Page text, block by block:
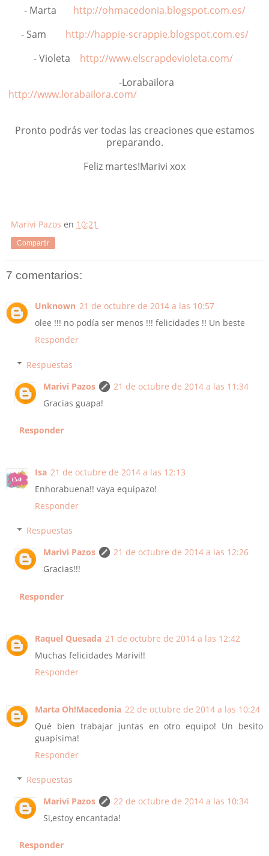
- Marta http://ohmacedonia.blogspot.com.es/
- Sam http://happie-scrappie.blogspot.com.es/
- Violeta http://www.elscrapdevioleta.com/
-Lorabailora
http://www.lorabailora.com/
Pronto podrás ver todas las creaciones que estamos
preparando.
Feliz martes!Marivi xox
Marivi Pazos en 10:21
Compartir
7 comentarios:
Unknown 21 de octubre de 2014 a las 10:57
olee !!! no podía ser menos !!! felicidades !! Un beste
Responder
Respuestas
Marivi Pazos
21 de octubre de 2014 a las 11:34
Gracias guapa!
Responder
Isa 21 de octubre de 2014 a las 12:13
Enhorabuena!! vaya equipazo!
Responder
Respuestas
Marivi Pazos
21 de octubre de 2014 a las 12:26
Gracias!!!
Responder
Raquel Quesada 21 de octubre de 2014 a las 12:42
Muchas felicidades Marivi!!
Responder
Marta Oh!Macedonia 22 de octubre de 2014 a las 10:24
Qué bien trabajar juntas en otro equipo! Un besito
guapísima!
Responder
Respuestas
Marivi Pazos
22 de octubre de 2014 a las 10:34
Si,estoy encantada!
Responder